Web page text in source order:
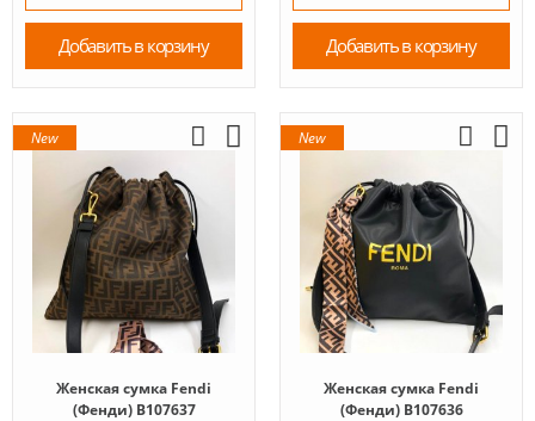
Добавить в корзину Добавить в корзину
New
Женская сумка Fendi
(Фенди) B107637
New
Женская сумка Fendi
(Фенди) B107636